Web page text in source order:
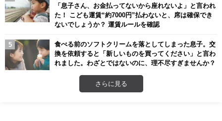
「息子さん、お金払ってないから座れないよ」と言われ
た！ こども運賃“約7000円”払わないと、席は確保でき
ないでしょうか？ 運賃ルールを確認
食べる前のソフトクリームを落としてしまった息子。交
換を依頼すると「新しいものを買ってください」と言わ
れました。わざとではないのに、理不尽すぎませんか？
さらに見る